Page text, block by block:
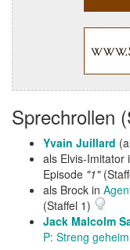
Sprechrollen
Yvain Juillard
als Elvis-Imitator
Episode "1"
als Brock in
(Staffel 1)
Jack Malcolm
P: Streng geheim